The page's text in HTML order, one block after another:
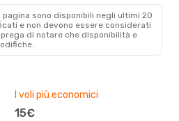
sono disponibili negli ultimi 20
e non devono essere considerati
di notare che disponibilità e
I voli più economici
15€